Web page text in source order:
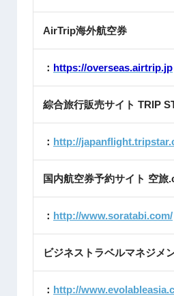
AirTrip海外航空券
： https://overseas.airtrip.jp
綜合旅行販売サイト TRIP
： http://
国内航空券予約サイト 空旅
： http://www.soratabi.com/
ビジネストラベルマネジメ
： http://